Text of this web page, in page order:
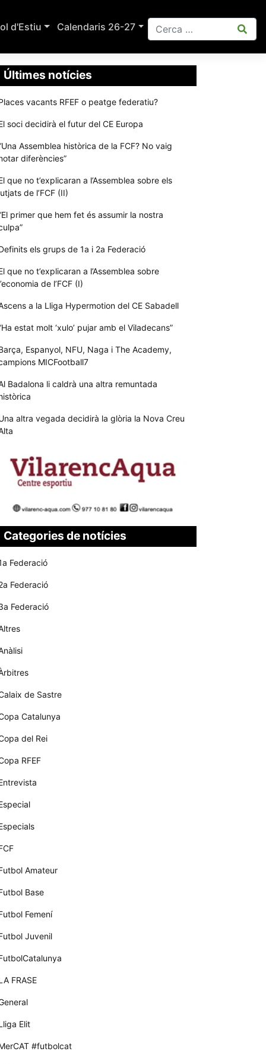
d'Estiu Calendaris 26-27
Últimes notícies
vacants RFEF o peatge federatiu?
soci decidirà el futur del CE Europa
Assemblea històrica de la FCF? No vaig
diferències”
que no t’explicaran a l’Assemblea sobre els
de l’FCF (II)
primer que hem fet és assumir la nostra
els grups de 1a i 2a Federació
que no t’explicaran a l’Assemblea sobre
de l’FCF (I)
a la Lliga Hypermotion del CE Sabadell
estat molt ‘xulo’ pujar amb el Viladecans”
Espanyol, NFU, Naga i The Academy,
MICFootball7
Badalona li caldrà una altra remuntada
altra vegada decidirà la glòria la Nova Creu
Categories de notícies
Federació
Federació
Federació
de Sastre
Catalunya
del Rei
RFEF
Amateur
Base
Femení
Juvenil
FRASE
Elit
#futbolcat